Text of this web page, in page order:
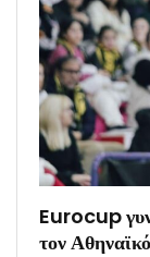
Eurocup
τον Αθηναϊκό